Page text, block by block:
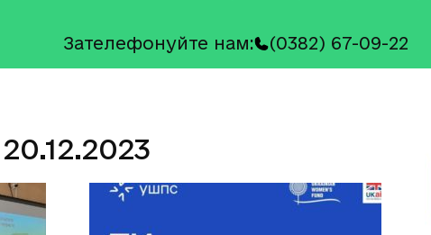
Зателефонуйте нам: (0382) 67-09-22